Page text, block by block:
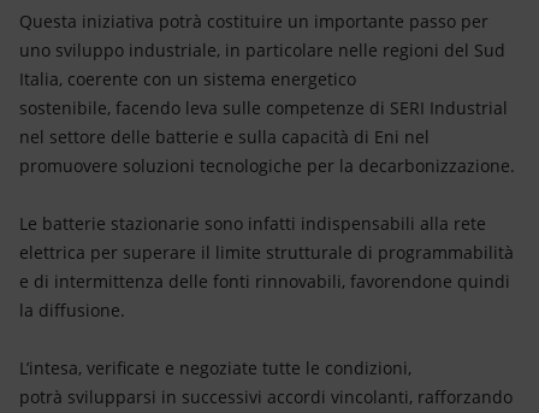
Questa iniziativa potrà costituire un importante passo per
uno sviluppo industriale, in particolare nelle regioni del Sud
Italia, coerente con un sistema energetico
sostenibile, facendo leva sulle competenze di SERI Industrial
nel settore delle batterie e sulla capacità di Eni nel
promuovere soluzioni tecnologiche per la decarbonizzazione.
Le batterie stazionarie sono infatti indispensabili alla rete
elettrica per superare il limite strutturale di programmabilità
e di intermittenza delle fonti rinnovabili, favorendone quindi
la diffusione.
L’intesa, verificate e negoziate tutte le condizioni,
potrà svilupparsi in successivi accordi vincolanti, rafforzando